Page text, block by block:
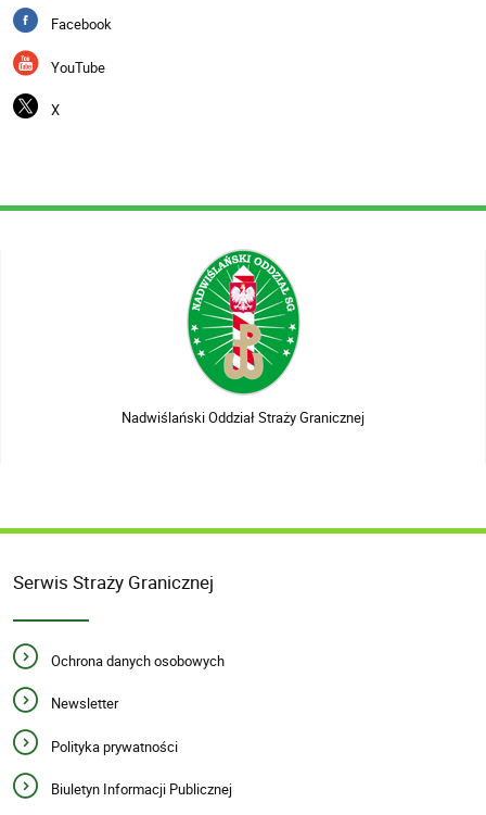
Facebook
YouTube
X
Nadwiślański Oddział Straży Granicznej
Serwis Straży Granicznej
Ochrona danych osobowych
Newsletter
Polityka prywatności
Biuletyn Informacji Publicznej